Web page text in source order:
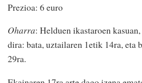
Prezioa: 6 euro
Oharra: Helduen ikastaroen
dira: bata, uztailaren 1etik 14ra, eta
29ra.